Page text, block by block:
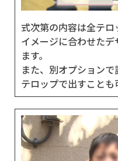
式次第の内容は全テ
イメージに合わせた
ます。
また、別オプション
テロップで出すことも